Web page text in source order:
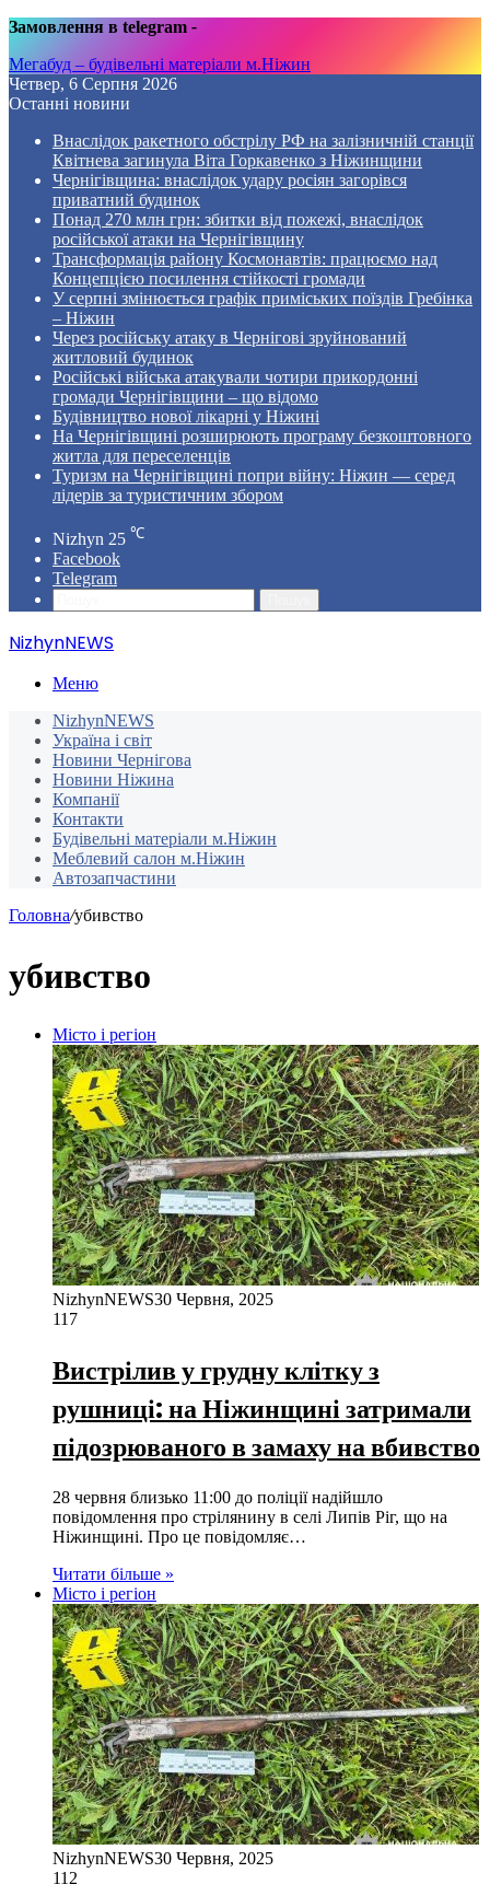
Замовлення в telegram -
Мегабуд – будівельні матеріали м.Ніжин
Четвер, 6 Серпня 2026
Останні новини
Внаслідок ракетного обстрілу РФ на залізничній станції
Квітнева загинула Віта Горкавенко з Ніжинщини
Чернігівщина: внаслідок удару росіян загорівся
приватний будинок
Понад 270 млн грн: збитки від пожежі, внаслідок
російської атаки на Чернігівщину
Трансформація району Космонавтів: працюємо над
Концепцією посилення стійкості громади
У серпні змінюється графік приміських поїздів Гребінка
– Ніжин
Через російську атаку в Чернігові зруйнований
житловий будинок
Російські війська атакували чотири прикордонні
громади Чернігівщини – що відомо
Будівництво нової лікарні у Ніжині
На Чернігівщині розширюють програму безкоштовного
житла для переселенців
Туризм на Чернігівщині попри війну: Ніжин — серед
лідерів за туристичним збором
Nizhyn 25 ℃
Facebook
Telegram
NizhynNEWS
Меню
NizhynNEWS
Україна і світ
Новини Чернігова
Новини Ніжина
Компанії
Контакти
Будівельні матеріали м.Ніжин
Меблевий салон м.Ніжин
Автозапчастини
Головна/убивство
убивство
Місто і регіон
NizhynNEWS30 Червня, 2025
117
Вистрілив у грудну клітку з
рушниці: на Ніжинщині затримали
підозрюваного в замаху на вбивство
28 червня близько 11:00 до поліції надійшло
повідомлення про стрілянину в селі Липів Ріг, що на
Ніжинщині. Про це повідомляє…
Читати більше »
Місто і регіон
NizhynNEWS30 Червня, 2025
112